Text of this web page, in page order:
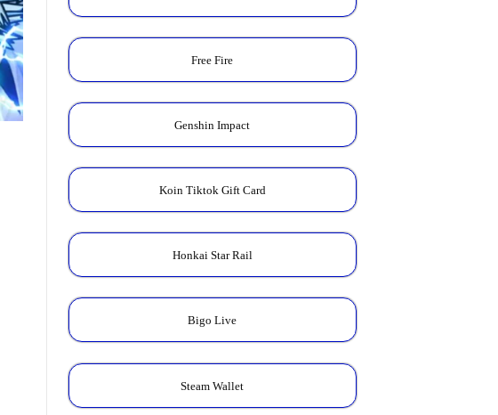
Free Fire
Genshin Impact
Koin Tiktok Gift Card
Honkai Star Rail
Bigo Live
Steam Wallet